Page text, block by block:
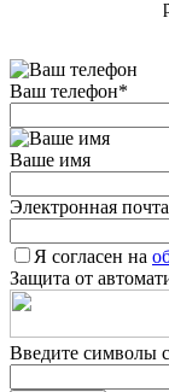
Ваш телефон*
Ваше имя
Электронная почта
Я согласен на
Защита от
Введите символы